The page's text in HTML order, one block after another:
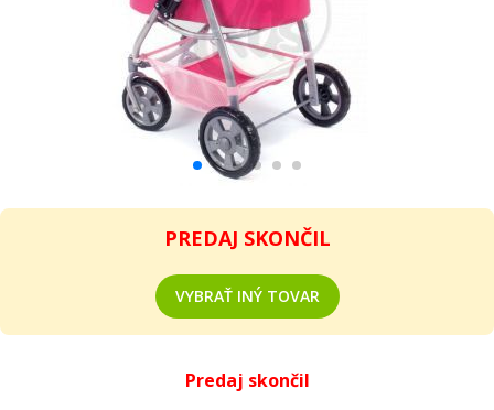
PREDAJ SKONČIL
VYBRAŤ INÝ TOVAR
Predaj skončil